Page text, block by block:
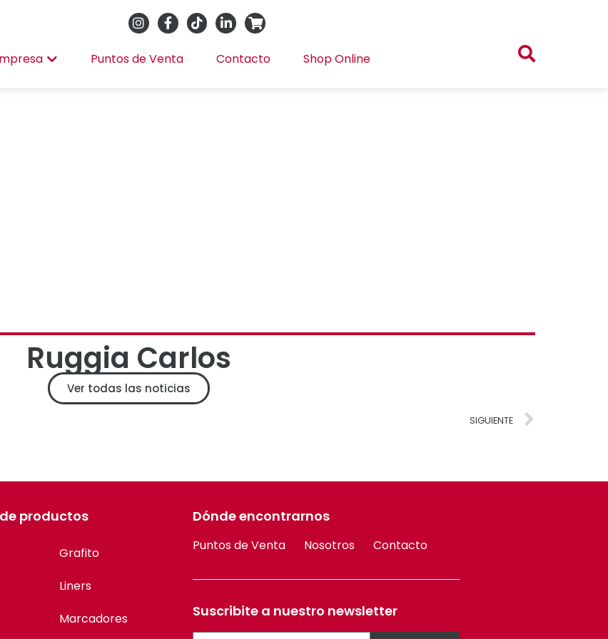
Puntos de Venta Contacto Shop Online
Ruggia Carlos
Ver todas las noticias
SIGUIENTE
productos
Grafito
Liners
Marcadores
Dónde encontrarnos
Puntos de Venta Nosotros Contacto
Suscribite a nuestro newsletter